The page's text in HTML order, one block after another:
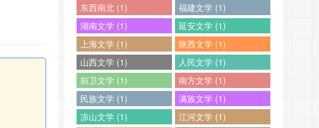
东西南北 (1)
福建文学 (1)
湖南文学 (1)
延安文学 (1)
上海文学 (1)
陕西文学 (1)
山西文学 (1)
人民文学 (1)
前卫文学 (1)
南方文学 (1)
民族文学 (1)
满族文学 (1)
凉山文学 (1)
江河文学 (1)